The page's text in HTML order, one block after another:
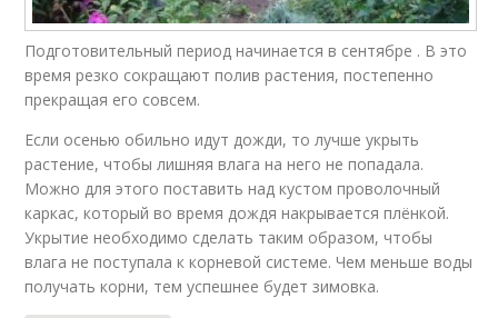
Подготовительный период начинается в сентябре . В это
время резко сокращают полив растения, постепенно
прекращая его совсем.
Если осенью обильно идут дожди, то лучше укрыть
растение, чтобы лишняя влага на него не попадала.
Можно для этого поставить над кустом проволочный
каркас, который во время дождя накрывается плёнкой.
Укрытие необходимо сделать таким образом, чтобы
влага не поступала к корневой системе. Чем меньше воды
получать корни, тем успешнее будет зимовка.